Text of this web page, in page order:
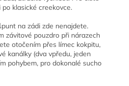
klasické creekovce.
na zádi zde nenajdete.
závitové pouzdro při nárazech
otočením přes límec kokpitu,
kanálky (dva vpředu, jeden
pohybem, pro dokonalé sucho